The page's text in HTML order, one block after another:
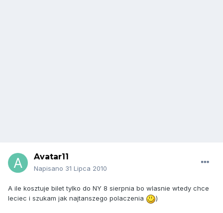
Avatar11
Napisano 31 Lipca 2010
A ile kosztuje bilet tylko do NY 8 sierpnia bo wlasnie wtedy chce
leciec i szukam jak najtanszego polaczenia
)